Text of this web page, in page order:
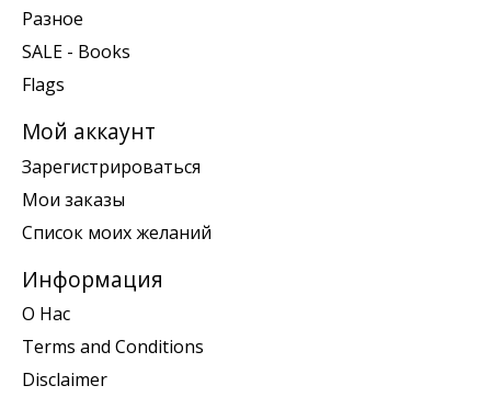
Разное
SALE - Books
Flags
Мой аккаунт
Зарегистрироваться
Мои заказы
Список моих желаний
Информация
О Нас
Terms and Conditions
Disclaimer